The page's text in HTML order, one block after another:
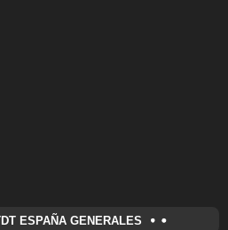
ESPAÑA GENERALES